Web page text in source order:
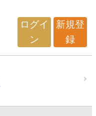
ログイ
ン
新規登
録